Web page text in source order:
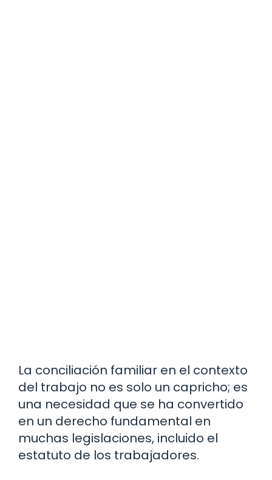
La conciliación familiar en el contexto
del trabajo no es solo un capricho; es
una necesidad que se ha convertido
en un derecho fundamental en
muchas legislaciones, incluido el
estatuto de los trabajadores.